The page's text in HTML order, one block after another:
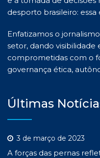
desporto brasileiro:
Enfatizamos o
setor, dando visibilidade
comprometidas com o
governança ética,
Últimas
3 de março de 2023
A forças das pernas